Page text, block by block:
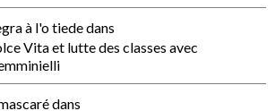
à l'o tiededans
Vita et lutte des classes avec
dans